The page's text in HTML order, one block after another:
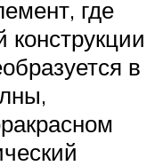
где
конструкции
в